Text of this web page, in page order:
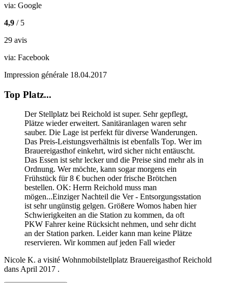
via: Google
4,9 / 5
29 avis
via: Facebook
Impression générale 18.04.2017
Top Platz...
Der Stellplatz bei Reichold ist super. Sehr gepflegt,
Plätze wieder erweitert. Sanitäranlagen waren sehr
sauber. Die Lage ist perfekt für diverse Wanderungen.
Das Preis-Leistungsverhältnis ist ebenfalls Top. Wer im
Brauereigasthof einkehrt, wird sicher nicht entäuscht.
Das Essen ist sehr lecker und die Preise sind mehr als in
Ordnung. Wer möchte, kann sogar morgens ein
Frühstück für 8 € buchen oder frische Brötchen
bestellen. OK: Herrn Reichold muss man
mögen...Einziger Nachteil die Ver - Entsorgungsstation
ist sehr ungünstig gelgen. Größere Womos haben hier
Schwierigkeiten an die Station zu kommen, da oft
PKW Fahrer keine Rücksicht nehmen, und sehr dicht
an der Station parken. Leider kann man keine Plätze
reservieren. Wir kommen auf jeden Fall wieder
Nicole K. a visité Wohnmobilstellplatz Brauereigasthof Reichold
dans April 2017 .